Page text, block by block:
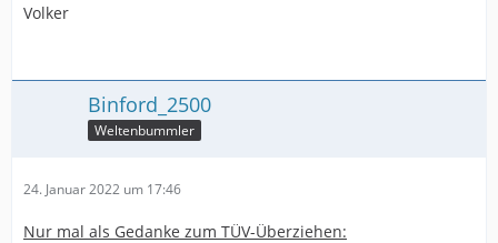
Volker
Binford_2500
Weltenbummler
24. Januar 2022 um 17:46
Nur mal als Gedanke zum TÜV-Überziehen: